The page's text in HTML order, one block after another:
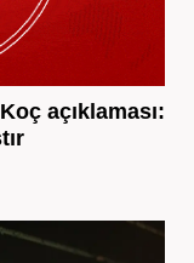
açıklaması: